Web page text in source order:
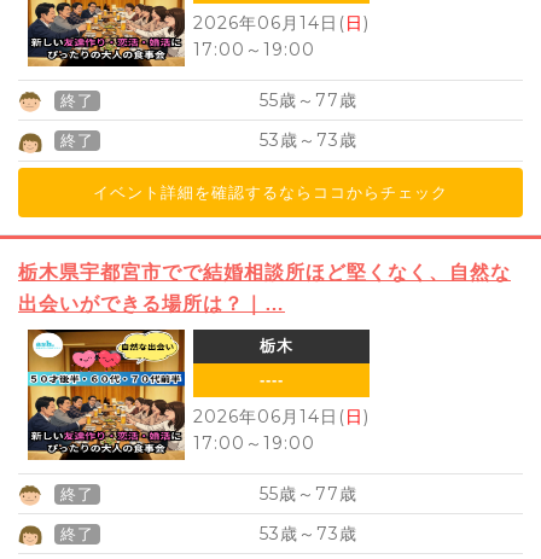
2026年06月14日(日)
17:00 ～ 19:00
終了 55歳～ 77歳
終了 53歳～ 73歳
イベント詳細を確認するならココからチェック
栃木県宇都宮市でで結婚相談所ほど堅くなく、自然な
出会いができる場所は？｜…
栃木
----
2026年06月14日(日)
17:00 ～ 19:00
終了 55歳～ 77歳
終了 53歳～ 73歳